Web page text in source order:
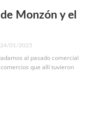
Monzón y el
24/01/2025
al pasado comercial
que allí tuvieron